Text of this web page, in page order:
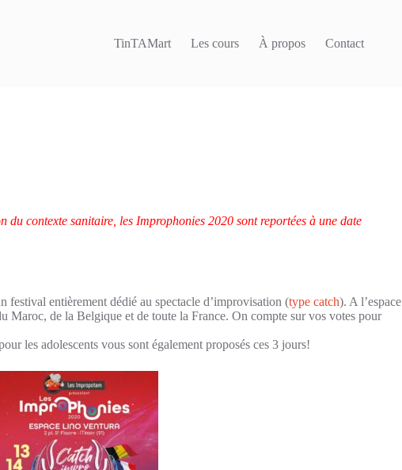
TinTAMart Les cours À propos Contact
du contexte sanitaire, les Improphonies 2020 sont reportées à une date
festival entièrement dédié au spectacle d’improvisation (type catch). A l’espace
Maroc, de la Belgique et de toute la France. On compte sur vos votes pour
les adolescents vous sont également proposés ces 3 jours!